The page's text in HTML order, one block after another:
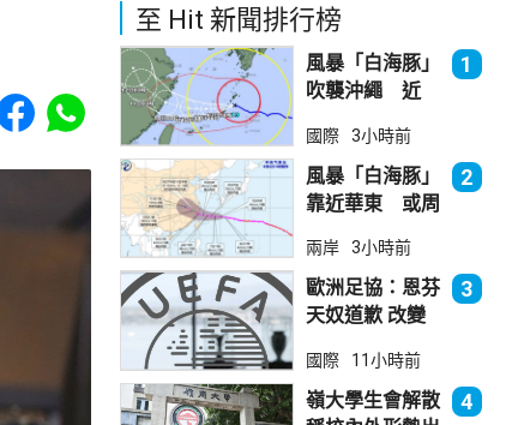
Share to Facebook
Share to WhatsApp
至 Hit 新聞排行榜
風暴「白海豚」
吹襲沖繩 近
1
國際 3小時前
風暴「白海豚」
靠近華東 或周
2
兩岸 3小時前
歐洲足協：恩芬
天奴道歉 改變
立場
3
國際 11小時前
嶺大學生會解散
4